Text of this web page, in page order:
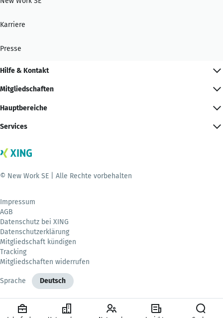
Karriere
Presse
Hilfe & Kontakt
Mitgliedschaften
Hauptbereiche
Services
© New Work SE | Alle Rechte vorbehalten
Impressum
AGB
Datenschutz bei XING
Datenschutzerklärung
Mitgliedschaft kündigen
Tracking
Mitgliedschaften widerrufen
Sprache Deutsch